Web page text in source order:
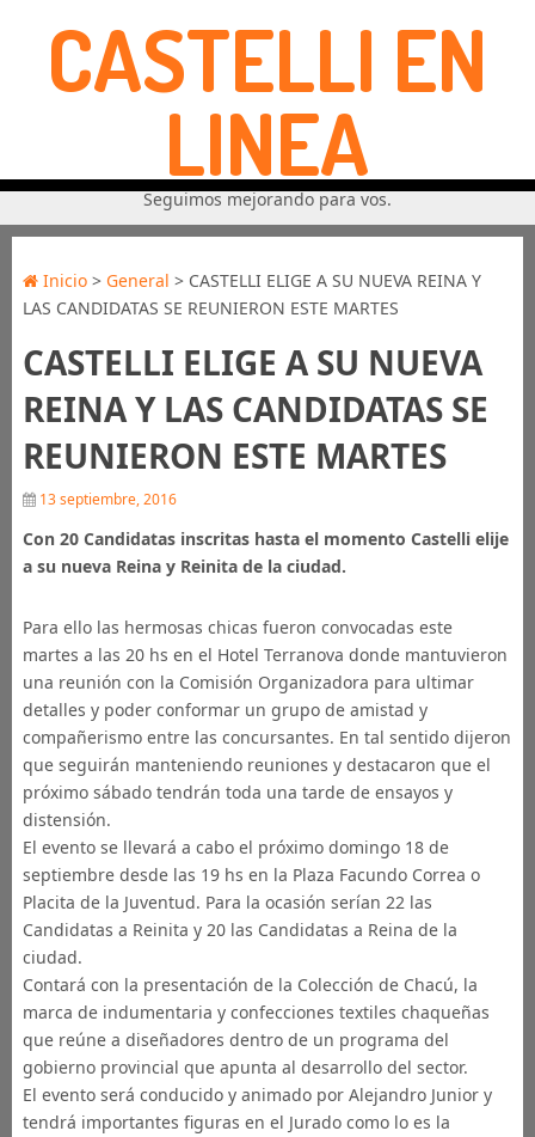
CASTELLI EN
LINEA
Seguimos mejorando para vos.
Inicio> General > CASTELLI ELIGE A SU NUEVA REINA Y
LAS CANDIDATAS SE REUNIERON ESTE MARTES
CASTELLI ELIGE A SU NUEVA
REINA Y LAS CANDIDATAS SE
REUNIERON ESTE MARTES
13 septiembre, 2016
Con 20 Candidatas inscritas hasta el momento Castelli elije
a su nueva Reina y Reinita de la ciudad.
Para ello las hermosas chicas fueron convocadas este
martes a las 20 hs en el Hotel Terranova donde mantuvieron
una reunión con la Comisión Organizadora para ultimar
detalles y poder conformar un grupo de amistad y
compañerismo entre las concursantes. En tal sentido dijeron
que seguirán manteniendo reuniones y destacaron que el
próximo sábado tendrán toda una tarde de ensayos y
distensión.
El evento se llevará a cabo el próximo domingo 18 de
septiembre desde las 19 hs en la Plaza Facundo Correa o
Placita de la Juventud. Para la ocasión serían 22 las
Candidatas a Reinita y 20 las Candidatas a Reina de la
ciudad.
Contará con la presentación de la Colección de Chacú, la
marca de indumentaria y confecciones textiles chaqueñas
que reúne a diseñadores dentro de un programa del
gobierno provincial que apunta al desarrollo del sector.
El evento será conducido y animado por Alejandro Junior y
tendrá importantes figuras en el Jurado como lo es la